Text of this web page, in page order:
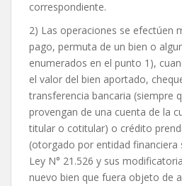
correspondiente.
2) Las operaciones se efectúen
pago, permuta de un bien o
enumerados en el punto 1),
el valor del bien aportado,
transferencia bancaria (siempre
provengan de una cuenta de la
titular o cotitular) o crédito
(otorgado por entidad financiera
Ley N° 21.526 y sus
nuevo bien que fuera objeto de